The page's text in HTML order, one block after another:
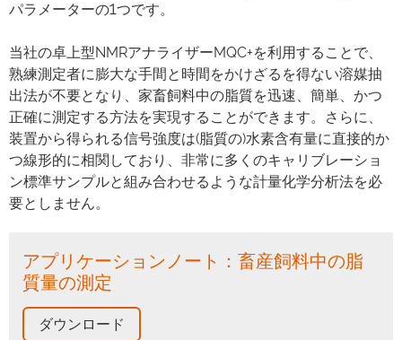
パラメーターの1つです。
当社の卓上型NMRアナライザーMQC+を利用することで、
熟練測定者に膨大な手間と時間をかけざるを得ない溶媒抽
出法が不要となり、家畜飼料中の脂質を迅速、簡単、かつ
正確に測定する方法を実現することができます。さらに、
装置から得られる信号強度は(脂質の)水素含有量に直接的か
つ線形的に相関しており、非常に多くのキャリブレーショ
ン標準サンプルと組み合わせるような計量化学分析法を必
要としません。
アプリケーションノート：畜産飼料中の脂
質量の測定
ダウンロード